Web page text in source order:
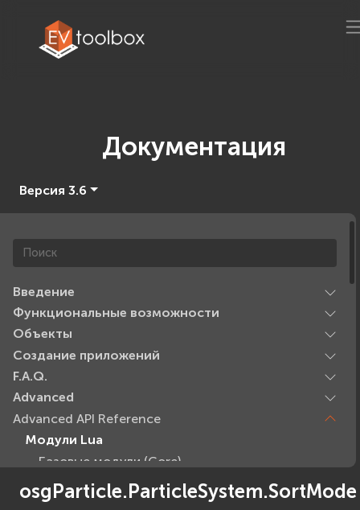
Документация
Версия 3.6
Введение
Функциональные возможности
Объекты
Создание приложений
F.A.Q.
Advanced
Advanced API Reference
Модули Lua
Базовые модули (Core)
EVcommon
osgParticle.ParticleSystem.SortMode